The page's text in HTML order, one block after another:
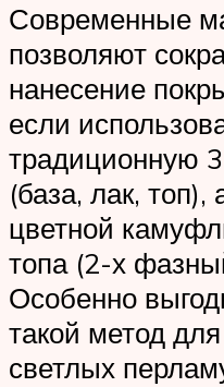
Современные
позволяют
нанесение
если
традиционную
(база, лак, топ),
цветной
топа (2-х
Особенно
такой метод
светлых